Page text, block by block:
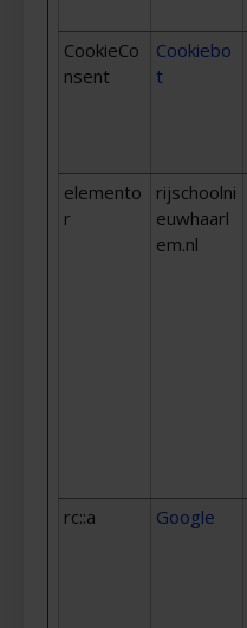
CookieCo
nsent
Cookiebo
t
elemento
r
rijschoolni
euwhaarl
em.nl
rc::a Google